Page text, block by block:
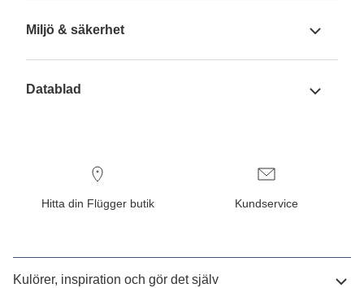
Miljö & säkerhet
Datablad
Hitta din Flügger butik Kundservice
Kulörer, inspiration och gör det själv